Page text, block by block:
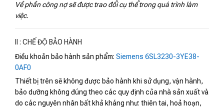
Về phần công nợ sẽ được trao đổi cụ thể trong quá trình làm
việc.
II : CHẾ ĐỘ BẢO HÀNH
Điều khoản bảo hành sản phẩm: Siemens 6SL3230-3YE38-
0AF0
Thiết bị trên sẽ không được bảo hành khi sử dụng, vận hành,
bảo dưỡng không đúng theo các quy định của nhà sản xuất và
do các nguyên nhân bất khả kháng như: thiên tai, hoả hoạn,